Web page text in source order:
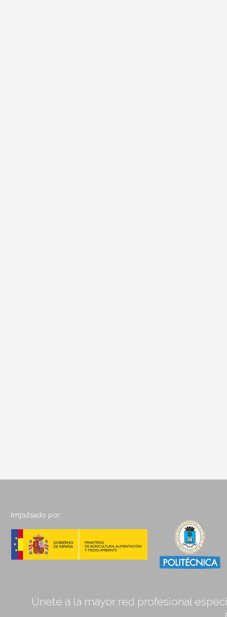
Impulsado por:
Únete a la mayor red profesional